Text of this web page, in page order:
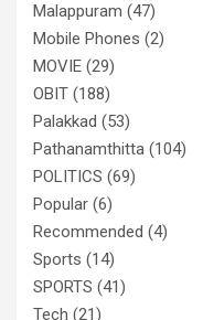
Malappuram (47)
Mobile Phones (2)
MOVIE (29)
OBIT (188)
Palakkad (53)
Pathanamthitta (104)
POLITICS (69)
Popular (6)
Recommended (4)
Sports (14)
SPORTS (41)
Tech (21)